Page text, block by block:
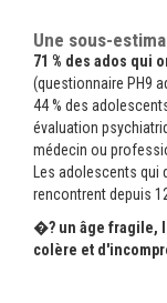
Une sous-
71 % des ados qui
(questionnaire PH9
44 % des
évaluation
médecin ou
Les adolescents
rencontrent depuis
�? un âge fragile,
colère et